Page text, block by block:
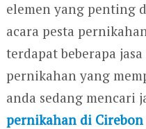
elemen yang penting
acara pesta
terdapat beberapa
pernikahan yang
anda sedang mencari
pernikahan di Cirebon